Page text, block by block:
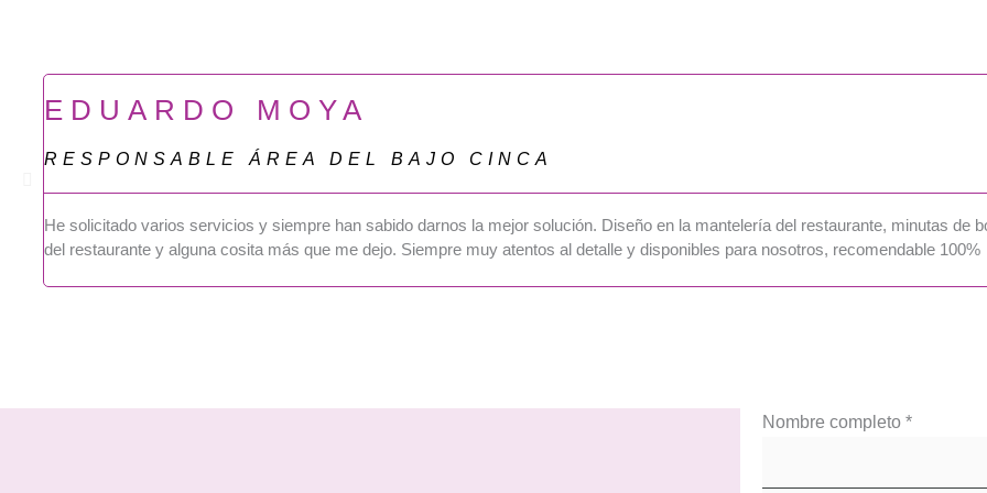
EDUARDO MOYA
RESPONSABLE ÁREA DEL BAJO CINCA
He solicitado varios servicios y siempre han sabido darnos la mejor solución. Diseño en la mantelería del restaurante, minutas de
del restaurante y alguna cosita más que me dejo. Siempre muy atentos al detalle y disponibles para nosotros, recomendable 100%
Nombre completo *